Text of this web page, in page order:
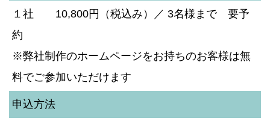
１社 10,800円（税込み）／ 3名様まで 要予
約
※弊社制作のホームページをお持ちのお客様は無
料でご参加いただけます
申込方法